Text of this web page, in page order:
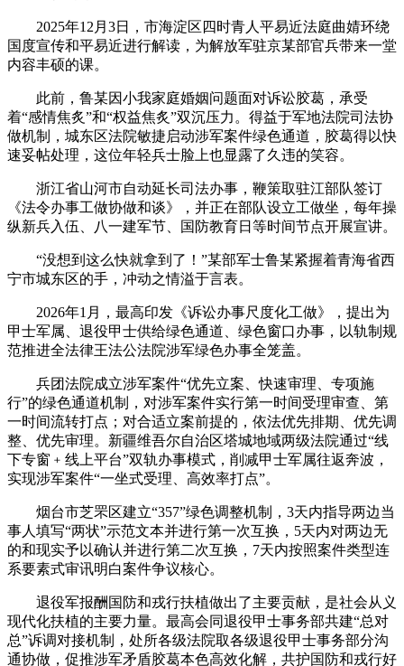
2025年12月3日，市海淀区四时青人平易近法庭曲婧环绕
国度宣传和平易近进行解读，为解放军驻京某部官兵带来一堂
内容丰硕的课。
此前，鲁某因小我家庭婚姻问题面对诉讼胶葛，承受
着“感情焦炙”和“权益焦炙”双沉压力。得益于军地法院司法协
做机制，城东区法院敏捷启动涉军案件绿色通道，胶葛得以快
速妥帖处理，这位年轻兵士脸上也显露了久违的笑容。
浙江省山河市自动延长司法办事，鞭策取驻江部队签订
《法令办事工做协做和谈》，并正在部队设立工做坐，每年操
纵新兵入伍、八一建军节、国防教育日等时间节点开展宣讲。
“没想到这么快就拿到了！”某部军士鲁某紧握着青海省西
宁市城东区的手，冲动之情溢于言表。
2026年1月，最高印发《诉讼办事尺度化工做》，提出为
甲士军属、退役甲士供给绿色通道、绿色窗口办事，以轨制规
范推进全法律王法公法院涉军绿色办事全笼盖。
兵团法院成立涉军案件“优先立案、快速审理、专项施
行”的绿色通道机制，对涉军案件实行第一时间受理审查、第
一时间流转打点；对合适立案前提的，依法优先排期、优先调
整、优先审理。新疆维吾尔自治区塔城地域两级法院通过“线
下专窗﹢线上平台”双轨办事模式，削减甲士军属往返奔波，
实现涉军案件“一坐式受理、高效率打点”。
烟台市芝罘区建立“357”绿色调整机制，3天内指导两边当
事人填写“两状”示范文本并进行第一次互换，5天内对两边无
的和现实予以确认并进行第二次互换，7天内按照案件类型连
系要素式审讯明白案件争议核心。
退役军报酬国防和戎行扶植做出了主要贡献，是社会从义
现代化扶植的主要力量。最高会同退役甲士事务部共建“总对
总”诉调对接机制，处所各级法院取各级退役甲士事务部分沟
通协做，促推涉军矛盾胶葛本色高效化解，共护国防和戎行好